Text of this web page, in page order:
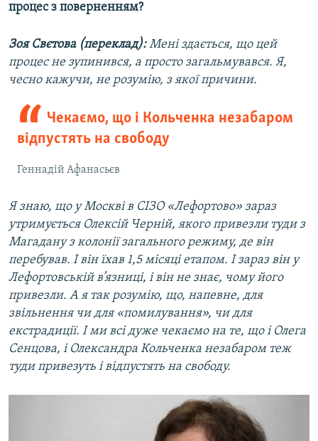
процес з поверненням?
Зоя Свєтова (переклад):Мені здається, що цей
процес не зупинився, а просто загальмувався. Я,
чесно кажучи, не розумію, з якої причини.
Чекаємо, що і Кольченка незабаром
відпустять на свободу
Геннадій Афанасьєв
Я знаю, що у Москві в СІЗО «Лефортово» зараз
утримується Олексій Черній, якого привезли туди з
Магадану з колонії загального режиму, де він
перебував. І він їхав 1,5 місяці етапом. І зараз він у
Лефортовській в’язниці, і він не знає, чому його
привезли. А я так розумію, що, напевне, для
звільнення чи для «помилування», чи для
екстрадиції. І ми всі дуже чекаємо на те, що і Олега
Сенцова, і Олександра Кольченка незабаром теж
туди привезуть і відпустять на свободу.